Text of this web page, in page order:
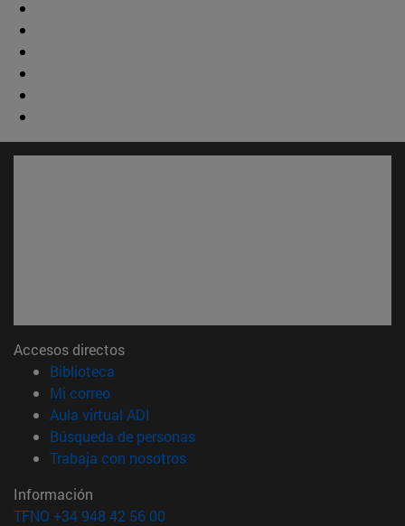
Accesos directos
Biblioteca
Mi correo(abre en nueva ventana)
Aula virtual ADI
Búsqueda de personas(abre en nueva ventana)
Trabaja con nosotros(abre en nueva ventana)
Información
TFNO +34 948 42 56 00